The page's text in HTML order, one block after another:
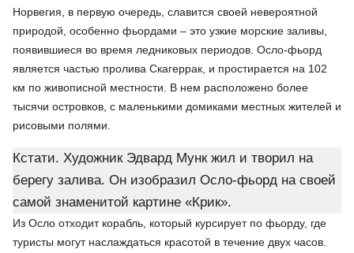
Норвегия, в первую очередь, славится своей невероятной
природой, особенно фьордами – это узкие морские заливы,
появившиеся во время ледниковых периодов. Осло-фьорд
является частью пролива Скагеррак, и простирается на 102
км по живописной местности. В нем расположено более
тысячи островков, с маленькими домиками местных жителей и
рисовыми полями.
Кстати. Художник Эдвард Мунк жил и творил на
берегу залива. Он изобразил Осло-фьорд на своей
самой знаменитой картине «Крик».
Из Осло отходит корабль, который курсирует по фьорду, где
туристы могут наслаждаться красотой в течение двух часов.